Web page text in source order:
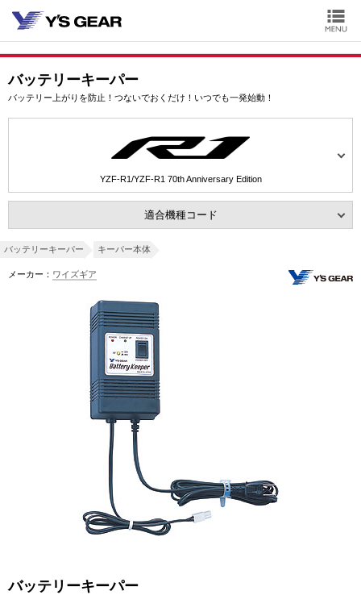
バッテリーキーパー
バッテリー上がりを防止！つないでおくだけ！いつでも一発始動！
YZF-R1/YZF-R1 70th Anniversary Edition
適合機種コード
バッテリーキーパー キーパー本体
メーカー： ワイズギア
バッテリーキーパー